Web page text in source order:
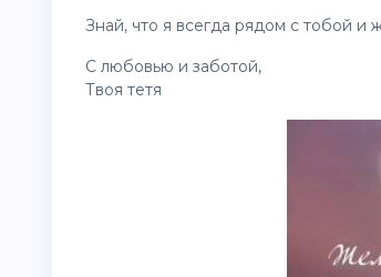
Знай, что я всегда рядом с тобой и
С любовью и заботой,
Твоя тетя